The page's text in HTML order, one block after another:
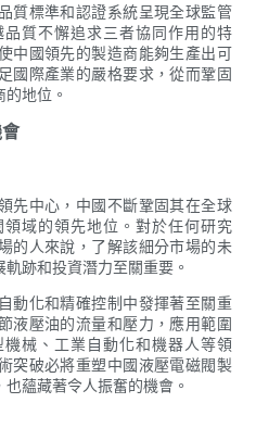
質標準和認證系統呈現全球監管
質不懈追求三者協同作用的特
中國領先的製造商能夠生產出可
國際產業的嚴格要求，從而鞏固
地位。
先中心，中國不斷鞏固其在全球
域的領先地位。對於任何研究
的人來說，了解該細分市場的未
跡和投資潛力至關重要。
動化和精確控制中發揮著至關重
液壓油的流量和壓力，應用範圍
械、工業自動化和機器人等領
突破必將重塑中國液壓電磁閥製
蘊藏著令人振奮的機會。